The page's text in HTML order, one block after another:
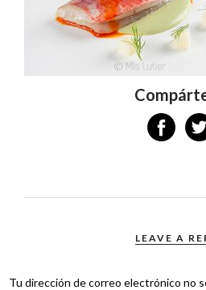
LEAVE A
Tu dirección de correo electrónico no